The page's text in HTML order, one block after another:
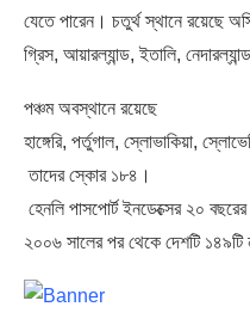
যেতে পারেন। চতুর্থ স্থানে রয়েছে
গ্রিস, আয়ারল্যান্ড, ইতালি,
পঞ্চম অবস্থানে রয়েছে
হাঙ্গেরি, পর্তুগাল, স্লোভাকিয়া,
তাদের স্কোর১৮৪।
হেনলি পাসপোর্ট ইনডেক্সের২০ বছরের
২০০৬ সালের পর থেকে দেশটি১৪৯টি